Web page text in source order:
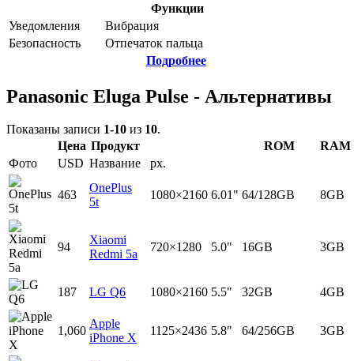
Функции
Уведомления
Вибрация
Безопасность
Отпечаток пальца
Подробнее
Panasonic Eluga Pulse - Альтернативы
Показаны записи 1-10 из 10.
Цена Продукт ROM
RAM
Фото
USD Название px.
463
OnePlus
5t
1080×2160 6.01" 64/128GB 8GB
94
Xiaomi
Redmi 5a
720×1280 5.0" 16GB 3GB
187 LG Q6 1080×2160 5.5" 32GB 4GB
1,060
Apple
iPhone X
1125×2436 5.8" 64/256GB 3GB